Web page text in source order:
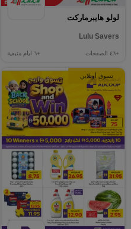
لولو هايبرماركت
Lulu Savers
+٤٦ الصفحات +٦ ايام متبقية
تسوق أونلاين